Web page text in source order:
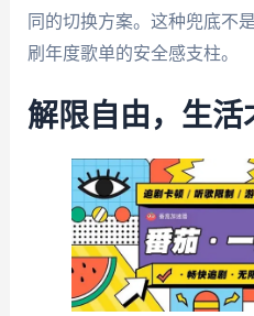
同的切换方案。这种兜底不
刷年度歌单的安全感支柱。
解限自由，生活